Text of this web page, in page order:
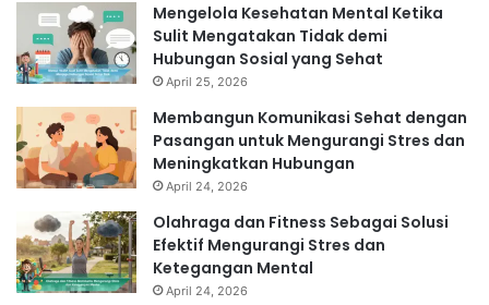
Mengelola Kesehatan Mental Ketika
Sulit Mengatakan Tidak demi
Hubungan Sosial yang Sehat
April 25, 2026
Membangun Komunikasi Sehat dengan
Pasangan untuk Mengurangi Stres dan
Meningkatkan Hubungan
April 24, 2026
Olahraga dan Fitness Sebagai Solusi
Efektif Mengurangi Stres dan
Ketegangan Mental
April 24, 2026